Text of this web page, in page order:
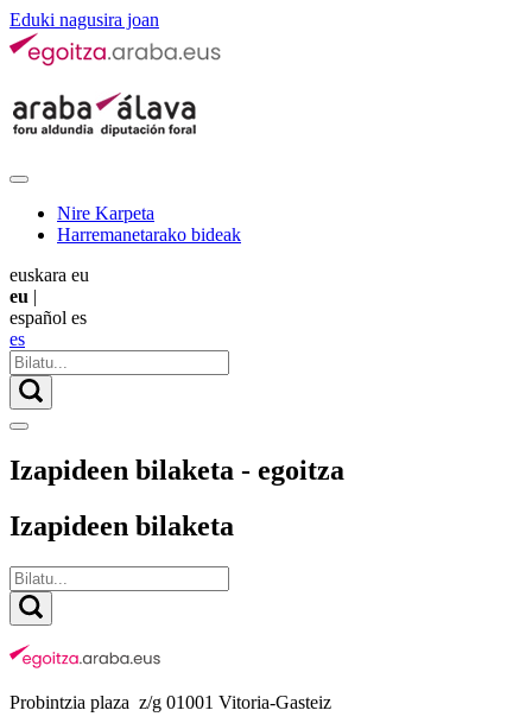
Eduki nagusira joan
Nire Karpeta
Harremanetarako bideak
euskara eu
eu |
español es
es
Izapideen bilaketa - egoitza
Izapideen bilaketa
Probintzia plaza z/g 01001 Vitoria-Gasteiz